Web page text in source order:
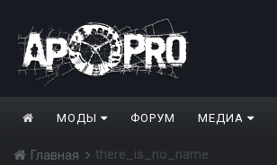
МОДЫ ФОРУМ МЕДИА
Главная there_is_no_name